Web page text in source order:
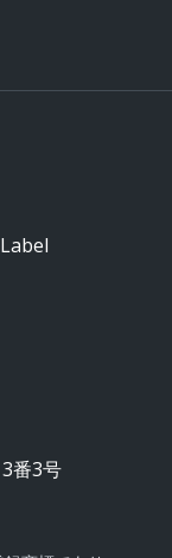
Label
番3号